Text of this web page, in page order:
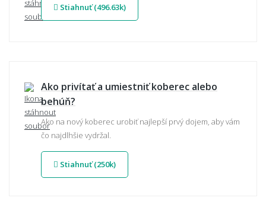
Stiahnuť (496.63k)
Ako privítať a umiestniť koberec alebo
behúň?
Ako na nový koberec urobiť najlepší prvý dojem, aby vám
čo najdlhšie vydržal.
Stiahnuť (250k)